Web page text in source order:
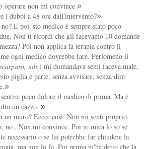
operare non mi convince.»
i dubbi a 48 ore dall'intervento?»
E poi 'sto medico è sempre stato poco
Non ti ricordi che gli facevamo 10 domande
Poi non applica la terapia contro il
ogni medico dovrebbe fare. Perlomeno il
ndr.) mi domandava semi faceva male,
piglia e parte, senza avvisare, senza dire
»
poco dolore il medico di prima. Ma è
un cazzo. »
un muro? Ecco, così. Non mi sentì proprio.
no...Non mi convince. Poi io mica lo so se
necessario o se lui potrebbe far chiudere la
ma non lo fa. Poi prima m'ha detto che la